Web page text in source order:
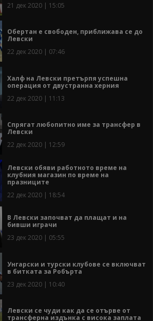
21 дек 2020 | 15:05
Обертан е свободен, приближава се до
Левски
22 дек 2020 | 07:46
Халф на Левски претърпя успешна
операция от двустранна херния
22 дек 2020 | 11:13
Спрягат любопитно име за трансфер в
Левски
22 дек 2020 | 12:59
Левски обяви работното време на
клубния магазин по време на
празниците
22 дек 2020 | 18:54
В Левски започват да плащат и на
бивши играчи
23 дек 2020 | 05:55
Унгарски и турски клубове се включват
в битката за Робърта
23 дек 2020 | 10:40
Левски се чуди как да се отърве от
трансферна издънка с висока заплата